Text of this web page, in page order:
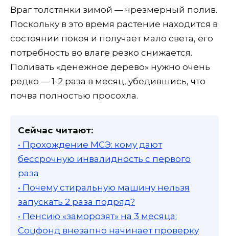
Враг толстянки зимой — чрезмерный полив.
Поскольку в это время растение находится в
состоянии покоя и получает мало света, его
потребность во влаге резко снижается.
Поливать «денежное дерево» нужно очень
редко — 1-2 раза в месяц, убедившись, что
почва полностью просохла.
Сейчас читают:
• Прохождение МСЭ: кому дают
бессрочную инвалидность с первого
раза
• Почему стиральную машину нельзя
запускать 2 раза подряд?
• Пенсию «заморозят» на 3 месяца:
Соцфонд внезапно начинает проверку